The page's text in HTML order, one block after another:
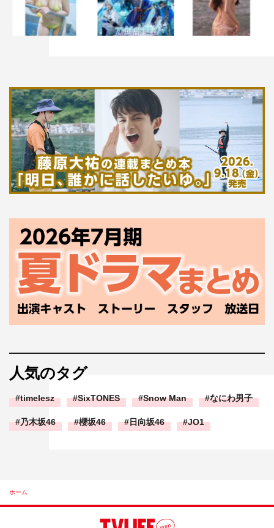
人気のタグ
timelesz SixTONES Snow Man なにわ男子
乃木坂46 櫻坂46 日向坂46 JO1
ホーム